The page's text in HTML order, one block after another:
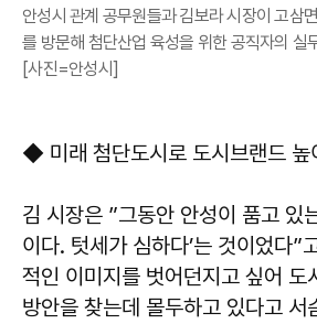
안성시 관계 공무원들과 김보라 시장이 고삼
를 방문해 첨단산업 육성을 위한 공직자의 실
[사진=안성시]
◆ 미래 첨단도시로 도시브랜드 높
김 시장은 ”그동안 안성이 품고 있
이다. 텃세가 심하다’는 것이었다”
적인 이미지를 벗어던지고 싶어 도
방안을 찾는데 몰두하고 있다고 서